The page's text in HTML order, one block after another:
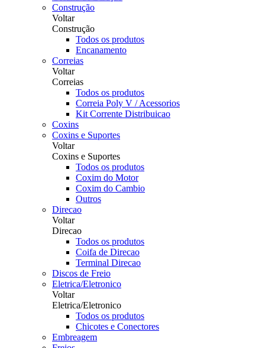
Construção
Voltar
Construção
Todos os produtos
Encanamento
Correias
Voltar
Correias
Todos os produtos
Correia Poly V / Acessorios
Kit Corrente Distribuicao
Coxins
Coxins e Suportes
Voltar
Coxins e Suportes
Todos os produtos
Coxim do Motor
Coxim do Cambio
Outros
Direcao
Voltar
Direcao
Todos os produtos
Coifa de Direcao
Terminal Direcao
Discos de Freio
Eletrica/Eletronico
Voltar
Eletrica/Eletronico
Todos os produtos
Chicotes e Conectores
Embreagem